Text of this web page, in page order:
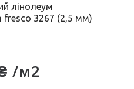
лінолеум
fresco 3267 (2,5 мм)
/м2